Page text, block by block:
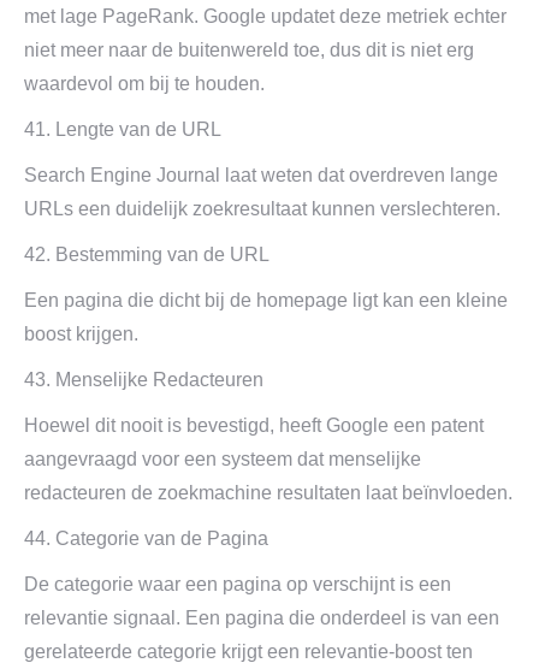
met lage PageRank. Google updatet deze metriek echter
niet meer naar de buitenwereld toe, dus dit is niet erg
waardevol om bij te houden.
41. Lengte van de URL
Search Engine Journal laat weten dat overdreven lange
URLs een duidelijk zoekresultaat kunnen verslechteren.
42. Bestemming van de URL
Een pagina die dicht bij de homepage ligt kan een kleine
boost krijgen.
43. Menselijke Redacteuren
Hoewel dit nooit is bevestigd, heeft Google een patent
aangevraagd voor een systeem dat menselijke
redacteuren de zoekmachine resultaten laat beïnvloeden.
44. Categorie van de Pagina
De categorie waar een pagina op verschijnt is een
relevantie signaal. Een pagina die onderdeel is van een
gerelateerde categorie krijgt een relevantie-boost ten